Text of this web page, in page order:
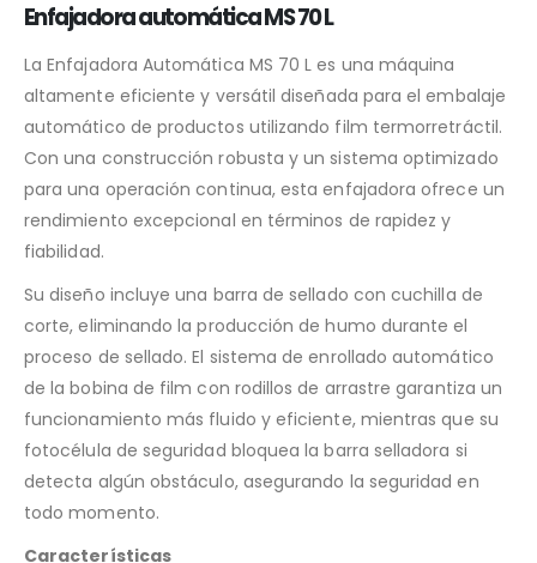
Enfajadora automática MS 70 L
La Enfajadora Automática MS 70 L es una máquina
altamente eficiente y versátil diseñada para el embalaje
automático de productos utilizando film termorretráctil.
Con una construcción robusta y un sistema optimizado
para una operación continua, esta enfajadora ofrece un
rendimiento excepcional en términos de rapidez y
fiabilidad.
Su diseño incluye una barra de sellado con cuchilla de
corte, eliminando la producción de humo durante el
proceso de sellado. El sistema de enrollado automático
de la bobina de film con rodillos de arrastre garantiza un
funcionamiento más fluido y eficiente, mientras que su
fotocélula de seguridad bloquea la barra selladora si
detecta algún obstáculo, asegurando la seguridad en
todo momento​.
Características